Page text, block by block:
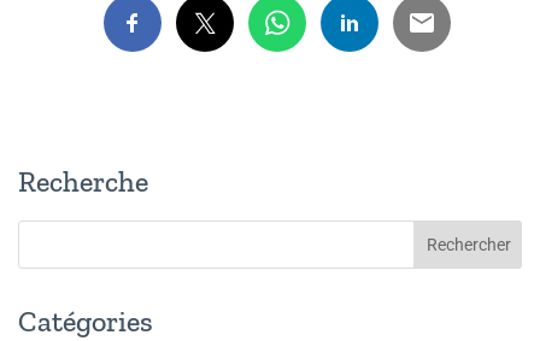
Recherche
Catégories